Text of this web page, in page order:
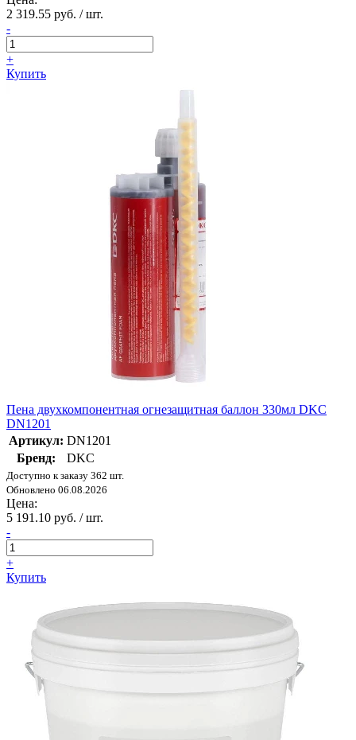
2 319.55 руб. / шт.
-
+
Купить
Пена двухкомпонентная огнезащитная баллон 330мл DKC
DN1201
Артикул: DN1201
Бренд:
DKC
Доступно к заказу 362 шт.
Обновлено 06.08.2026
Цена:
5 191.10 руб. / шт.
-
+
Купить